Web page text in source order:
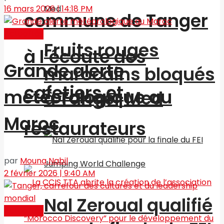
Fruits rouges
marocains bloqués
à Tanger Med
Nal Zeroual qualifié
commune de Tanger
à l’écoute des
cafetiers et
restaurateurs
16 mars 2026 | 14:18 PM
Grande alerte
météorologique au
Maroc
par Mouna Nabil
2 février 2026 | 9:40 AM